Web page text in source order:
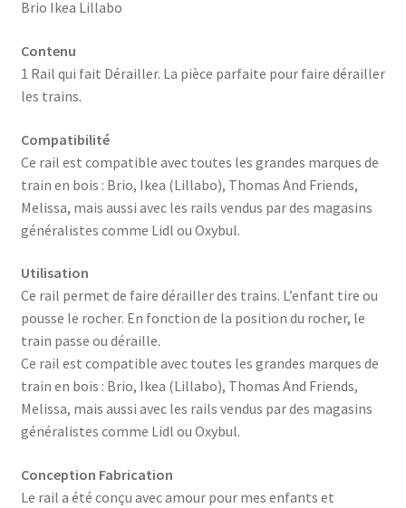
Lillabo
Brio Ikea Lillabo
Contenu
1 Rail qui fait Dérailler. La pièce parfaite pour faire dérailler
les trains.
Compatibilité
Ce rail est compatible avec toutes les grandes marques de
train en bois : Brio, Ikea (Lillabo), Thomas And Friends,
Melissa, mais aussi avec les rails vendus par des magasins
généralistes comme Lidl ou Oxybul.
Utilisation
Ce rail permet de faire dérailler des trains. L’enfant tire ou
pousse le rocher. En fonction de la position du rocher, le
train passe ou déraille.
Ce rail est compatible avec toutes les grandes marques de
train en bois : Brio, Ikea (Lillabo), Thomas And Friends,
Melissa, mais aussi avec les rails vendus par des magasins
généralistes comme Lidl ou Oxybul.
Conception Fabrication
Le rail a été conçu avec amour pour mes enfants et